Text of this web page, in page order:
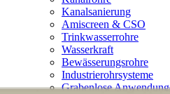
Kanalsanierung
Amiscreen & CSO
Trinkwasserrohre
Wasserkraft
Bewässerungsrohre
Industrierohrsysteme
Grabenlose